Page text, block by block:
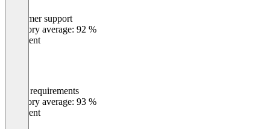
Customer support
Category average: 92 %
Excellent
Meets requirements
Category average: 93 %
Excellent